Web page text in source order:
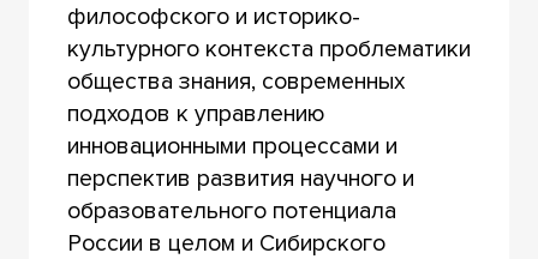
философского и историко-
культурного контекста проблематики
общества знания, современных
подходов к управлению
инновационными процессами и
перспектив развития научного и
образовательного потенциала
России в целом и Сибирского